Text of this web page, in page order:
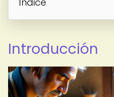
Introducción